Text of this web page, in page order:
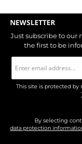
NEWSLETTER
Just subscribe to our
the first to be
address
*
This site is protected by
data protection